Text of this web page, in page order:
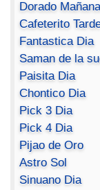
Dorado Mañana
Cafeterito
Fantastica Dia
Saman de la
Paisita Dia
Chontico Dia
Pick 3 Dia
Pick 4 Dia
Pijao de Oro
Astro Sol
Sinuano Dia